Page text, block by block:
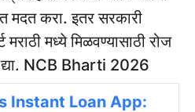
मदत करा. इतर सरकारी
मध्ये मिळवण्यासाठी रोज
NCB Bharti 2026
Instant Loan App: